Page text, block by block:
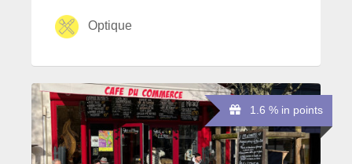
Optique
1.6 % in points